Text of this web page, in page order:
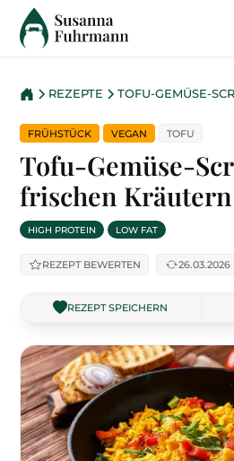
REZEPTE
FRÜHSTÜCK VEGAN TOFU
Tofu-Gemüse-
frischen Kräutern
HIGH PROTEIN LOW FAT
REZEPT BEWERTEN 26.03.2026
REZEPT SPEICHERN